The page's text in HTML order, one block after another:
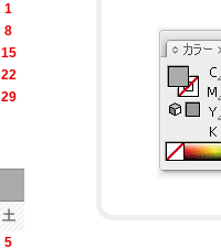
1
8
15
22
29
土
5